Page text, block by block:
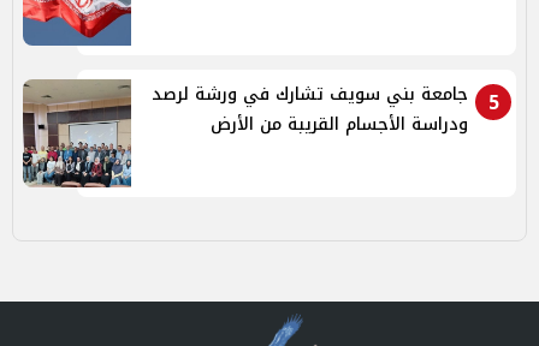
5
جامعة بني سويف تشارك في ورشة لرصد
ودراسة الأجسام القريبة من الأرض